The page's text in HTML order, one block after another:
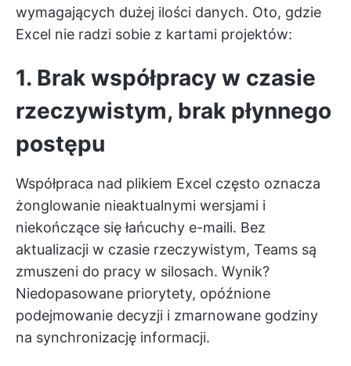
wymagających dużej ilości danych. Oto, gdzie
Excel nie radzi sobie z kartami projektów:
1. Brak współpracy w czasie
rzeczywistym, brak płynnego
postępu
Współpraca nad plikiem Excel często oznacza
żonglowanie nieaktualnymi wersjami i
niekończące się łańcuchy e-maili. Bez
aktualizacji w czasie rzeczywistym, Teams są
zmuszeni do pracy w silosach. Wynik?
Niedopasowane priorytety, opóźnione
podejmowanie decyzji i zmarnowane godziny
na synchronizację informacji.